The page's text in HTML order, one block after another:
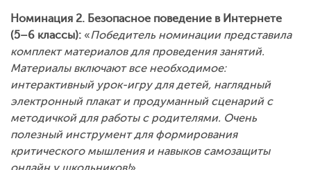
Номинация 2. Безопасное поведение в Интернете
(5–6 классы): «Победитель номинации представила
комплект материалов для проведения занятий.
Материалы включают все необходимое:
интерактивный урок-игру для детей, наглядный
электронный плакат и продуманный сценарий с
методичкой для работы с родителями. Очень
полезный инструмент для формирования
критического мышления и навыков самозащиты